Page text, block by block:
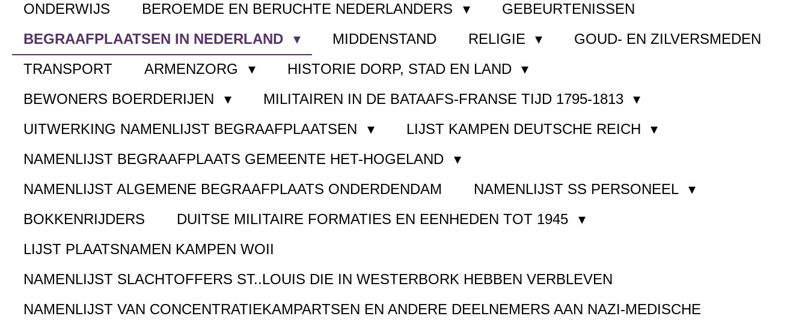
ONDERWIJS
BEROEMDE EN BERUCHTE NEDERLANDERS
GEBEURTENISSEN
BEGRAAFPLAATSEN IN NEDERLAND
MIDDENSTAND RELIGIE
GOUD- EN ZILVERSMEDEN
TRANSPORT
ARMENZORG
HISTORIE DORP, STAD EN LAND
BEWONERS BOERDERIJEN
MILITAIREN IN DE BATAAFS-FRANSE TIJD 1795-1813
UITWERKING NAMENLIJST BEGRAAFPLAATSEN
LIJST KAMPEN DEUTSCHE REICH
NAMENLIJST BEGRAAFPLAATS GEMEENTE HET-HOGELAND
NAMENLIJST ALGEMENE BEGRAAFPLAATS ONDERDENDAM
NAMENLIJST SS PERSONEEL
BOKKENRIJDERS
DUITSE MILITAIRE FORMATIES EN EENHEDEN TOT 1945
LIJST PLAATSNAMEN KAMPEN WOII
NAMENLIJST SLACHTOFFERS ST..LOUIS DIE IN WESTERBORK HEBBEN VERBLEVEN
NAMENLIJST VAN CONCENTRATIEKAMPARTSEN EN ANDERE DEELNEMERS AAN NAZI-MEDISCHE